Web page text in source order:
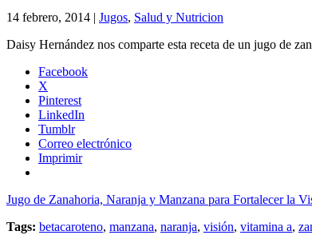
14 febrero, 2014 | Jugos, Salud y Nutricion
Daisy Hernández nos comparte esta receta de un jugo de
Facebook
X
Pinterest
LinkedIn
Tumblr
Correo electrónico
Imprimir
Jugo de Zanahoria, Naranja y Manzana para Fortalecer la
Tags: betacaroteno, manzana, naranja, visión, vitamina a,